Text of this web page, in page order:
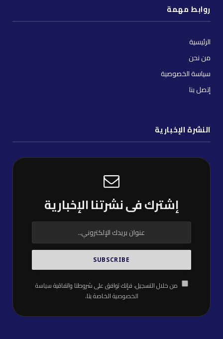
روابط مهمة
الرئيسية
من نحن
سياسة الخصوصية
إتصل بنا
النشرة الإخبارية
إشترك فى نشرتنا الإخبارية
من خلال التسجيل، فإنك توافق على شروطنا واتفاقيةسياسة
الخصوصيةالخاصة بنا.